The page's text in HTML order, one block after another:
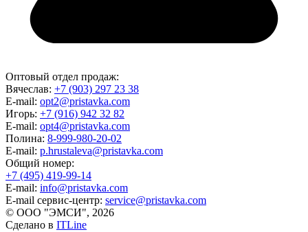
Оптовый отдел продаж:
Вячеслав: +7 (903) 297 23 38
E-mail: opt2@pristavka.com
Игорь: +7 (916) 942 32 82
E-mail: opt4@pristavka.com
Полина: 8-999-980-20-02
E-mail: p.hrustaleva@pristavka.com
Общий номер:
+7 (495) 419-99-14
E-mail: info@pristavka.com
E-mail сервис-центр: service@pristavka.com
© ООО "ЭМСИ", 2026
Сделано в ITLine